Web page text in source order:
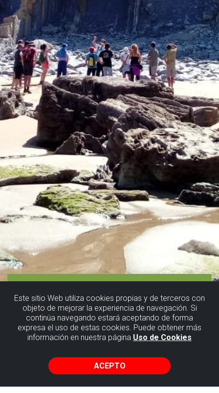
Este sitio Web utiliza cookies propias y de terceros con
objeto de mejorar la experiencia de navegación. Si
continúa navegando estará aceptando de forma
expresa el uso de estas cookies. Puede obtener más
información en nuestra página Uso de Cookies
ACEPTO